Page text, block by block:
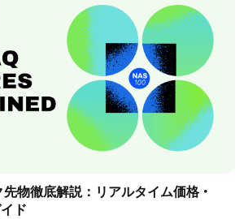
物徹底解説：リアルタイム価格・
ド